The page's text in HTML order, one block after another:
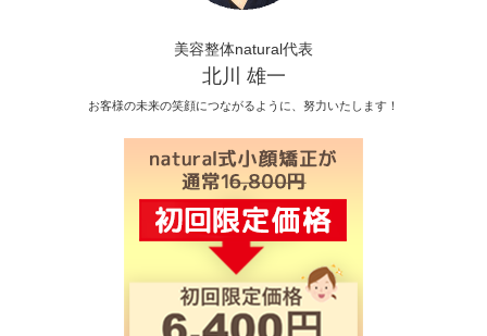
美容整体natural代表
北川 雄一
お客様の未来の笑顔につながるように、努力いたします！